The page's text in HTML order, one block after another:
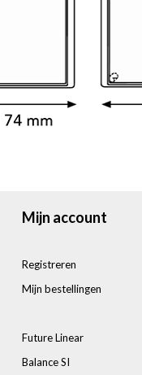
Mijn account
Registreren
Mijn bestellingen
Future Linear
Balance SI